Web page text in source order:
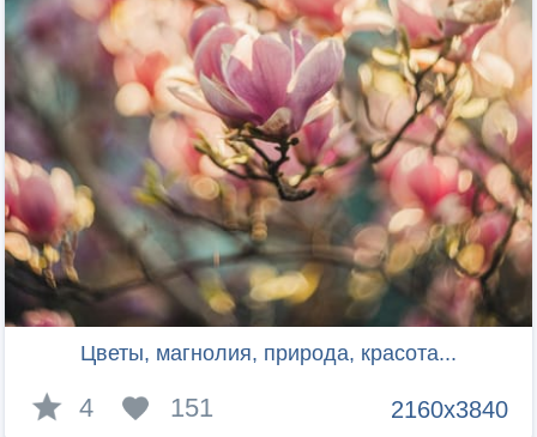
Цветы, магнолия, природа, красота...
2160x3840
4 151